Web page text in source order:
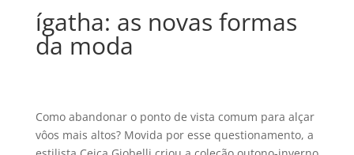
ígatha: as novas formas
da moda
Como abandonar o ponto de vista comum para alçar
vôos mais altos? Movida por esse questionamento, a